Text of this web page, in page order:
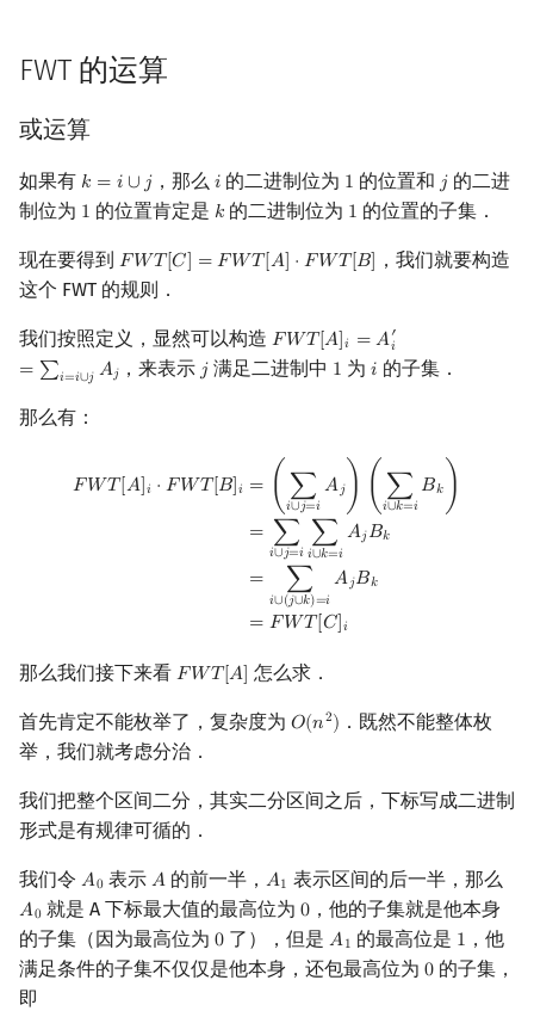
序列自动机
最小表示法
Lyndon 分解
Main–Lorentz 算法
阶 & 原根
离散对数
高次剩余 & 单位根
数论分块
莫比乌斯反演
Powerful Number 筛
类欧几里德算法
Meissel–Lehmer 算法
连分数
Stern–Brocot 树与 Farey 序列
二次域
Pell 方程
树套树
K-D Tree
动态树
析合树
手指树
哈密顿图
二分图
平面图
弦图
网络流
Prüfer 序列
最大团搜索算法
支配树
图上随机游走
珂朵莉树/颜色段均摊
空间优化简介
FWT 的运算
或运算
如果有 𝑘 = 𝑖 ∪𝑗
k =i∪j ，那么 𝑖
i 的二进制位为 1
1 的位置和 𝑗
j的二进
制位为 1
1 的位置肯定是 𝑘
k 的二进制位为 1
1 的位置的子集．
现在要得到 𝐹 𝑊𝑇 [𝐶] = 𝐹 𝑊𝑇 [𝐴] ⋅ 𝐹𝑊𝑇[𝐵]
FWT[C]=F WT[A]⋅FWT[ B ]
，我们就要构造
这个 FWT 的规则．
我们按照定义，显然可以构造 𝐹 𝑊𝑇 [𝐴]𝑖 = 𝐴′
𝑖
= ∑𝑖=𝑖∪𝑗 𝐴𝑗
FWT[A]i=A i′= ∑i=
，来表示 𝑗
j 满足二进制中 1
1 为𝑖
i 的子集．
那么有：
𝐹 𝑊𝑇 [𝐴]𝑖 ⋅ 𝐹𝑊𝑇[𝐵]𝑖 = ( ∑
𝑖∪𝑗=𝑖
𝐴𝑗) ( ∑
𝑖∪𝑘=𝑖
𝐵𝑘 )
= ∑
𝑖∪𝑗=𝑖
∑
𝑖∪𝑘=𝑖
𝐴𝑗𝐵𝑘
= ∑
𝑖∪(𝑗∪𝑘)=𝑖
𝐴𝑗𝐵𝑘
= 𝐹 𝑊𝑇 [𝐶]𝑖
∪k =iBk ∑i∪ j= i∑i∪ A
那么我们接下来看 𝐹 𝑊𝑇 [𝐴]
FWT[A ] 怎么求．
首先肯定不能枚举了，复杂度为 𝑂(𝑛2)
O(n2) ．既然不能整体枚
举，我们就考虑分治．
我们把整个区间二分，其实二分区间之后，下标写成二进制
形式是有规律可循的．
我们令 𝐴0
A0表示 𝐴
A 的前一半， 𝐴1
A1 表示区间的后一半，那么
𝐴0
A0就是 A 下标最大值的最高位为 0
0，他的子集就是他本身
的子集（因为最高位为 0
0 了），但是 𝐴1
A1 的最高位是 1
1 ，他
满足条件的子集不仅仅是他本身，还包最高位为 0
0 的子集，
即